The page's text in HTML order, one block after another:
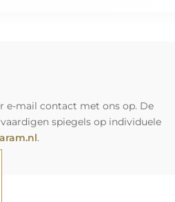
e-mail contact met ons op. De
spiegels op individuele
.